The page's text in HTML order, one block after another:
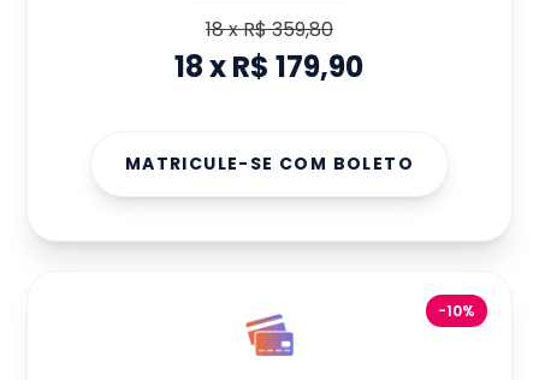
18xR$ 359,80
18xR$ 179,90
MATRICULE-SE COM BOLETO
-10%